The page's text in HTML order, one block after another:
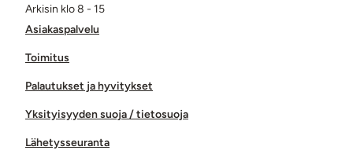
Asiakaspalvelu
Toimitus
Palautukset ja hyvitykset
Yksityisyyden suoja / tietosuoja
Lähetysseuranta
Arkisin klo 8 - 15